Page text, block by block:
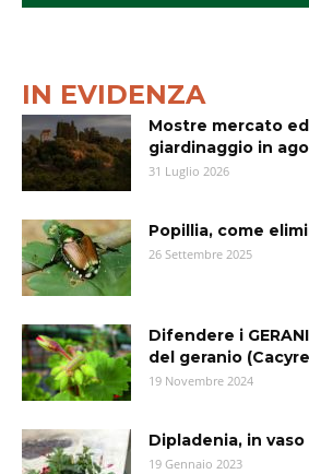
IN EVIDENZA
Mostre mercato
giardinaggio in
31 Luglio 2026
Popillia, come
26 Settembre 2025
Difendere i
del geranio
19 Novembre 2024
Dipladenia, in
19 Gennaio 2023